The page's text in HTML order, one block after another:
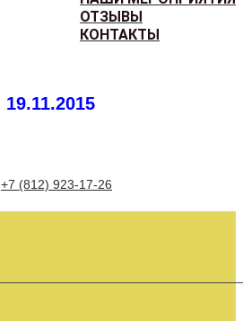
ОТЗЫВЫ
КОНТАКТЫ
19.11.2015
+7 (812) 923-17-26